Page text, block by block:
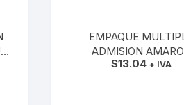
EMPAQUE
ADMISION
GASOLINA CFPA
$13.04 + IVA